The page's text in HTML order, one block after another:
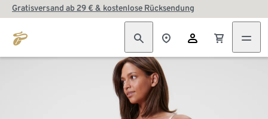
Gratisversand ab 29 € & kostenlose Rücksendung